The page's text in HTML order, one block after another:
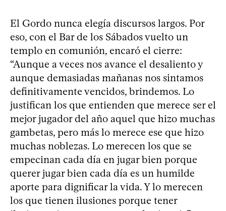
El Gordo nunca elegía discursos largos. Por
eso, con el Bar de los Sábados vuelto un
templo en comunión, encaró el cierre:
“Aunque a veces nos avance el desaliento y
aunque demasiadas mañanas nos sintamos
definitivamente vencidos, brindemos. Lo
justifican los que entienden que merece ser el
mejor jugador del año aquel que hizo muchas
gambetas, pero más lo merece ese que hizo
muchas noblezas. Lo merecen los que se
empecinan cada día en jugar bien porque
querer jugar bien cada día es un humilde
aporte para dignificar la vida. Y lo merecen
los que tienen ilusiones porque tener